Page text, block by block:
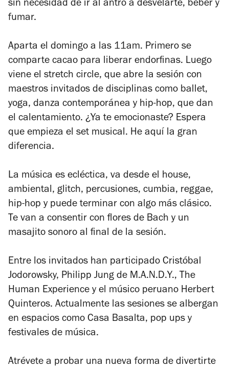
sin necesidad de ir al antro a desvelarte, beber y
fumar.
Aparta el domingo a las 11am. Primero se
comparte cacao para liberar endorfinas. Luego
viene el stretch circle, que abre la sesión con
maestros invitados de disciplinas como ballet,
yoga, danza contemporánea y hip-hop, que dan
el calentamiento. ¿Ya te emocionaste? Espera
que empieza el set musical. He aquí la gran
diferencia.
La música es ecléctica, va desde el house,
ambiental, glitch, percusiones, cumbia, reggae,
hip-hop y puede terminar con algo más clásico.
Te van a consentir con flores de Bach y un
masajito sonoro al final de la sesión.
Entre los invitados han participado Cristóbal
Jodorowsky, Philipp Jung de M.A.N.D.Y., The
Human Experience y el músico peruano Herbert
Quinteros. Actualmente las sesiones se albergan
en espacios como Casa Basalta, pop ups y
festivales de música.
Atrévete a probar una nueva forma de divertirte